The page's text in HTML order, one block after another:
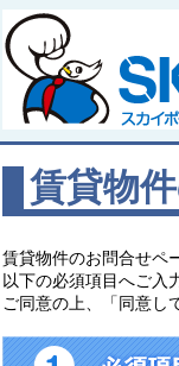
賃貸物
賃貸物件のお問合せペ
以下の必須項目へご入
ご同意の上、「同意し